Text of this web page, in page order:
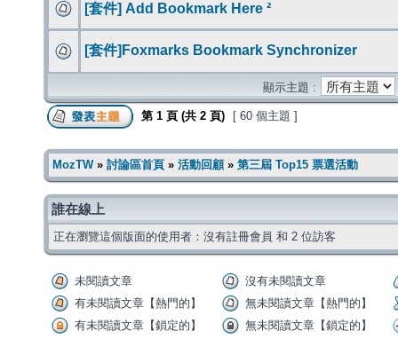
[套件] Add Bookmark Here ²
[套件]Foxmarks Bookmark Synchronizer
顯示主題 :
第 1 頁 (共 2 頁) [ 60 個主題 ]
MozTW» 討論區首頁 » 活動回顧» 第三屆 Top15 票選活動
誰在線上
正在瀏覽這個版面的使用者：沒有註冊會員 和 2 位訪客
未閱讀文章
沒有未閱讀文章
有未閱讀文章【熱門的】
無未閱讀文章【熱門的】
有未閱讀文章【鎖定的】
無未閱讀文章【鎖定的】